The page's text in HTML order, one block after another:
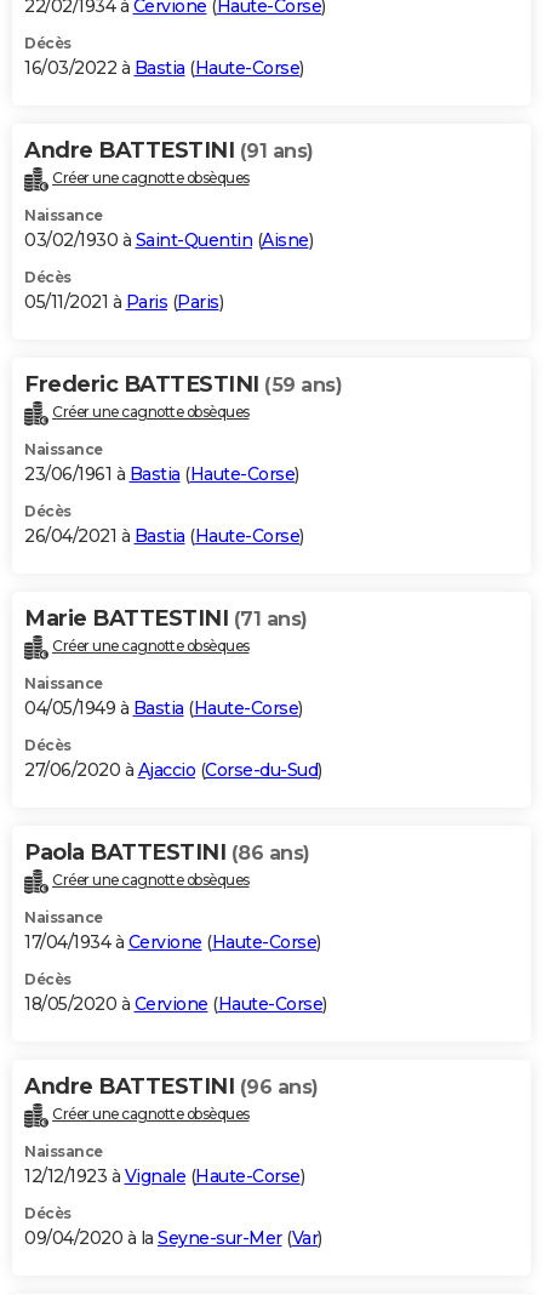
22/02/1934 à Cervione ( Haute-Corse)
Décès
16/03/2022 à Bastia (Haute-Corse)
Andre BATTESTINI (91 ans)
Créer une cagnotte obsèques
Naissance
03/02/1930 à Saint-Quentin (Aisne)
Décès
05/11/2021 à Paris (Paris)
Frederic BATTESTINI (59 ans)
Créer une cagnotte obsèques
Naissance
23/06/1961 à Bastia (Haute-Corse)
Décès
26/04/2021 à Bastia (Haute-Corse)
Marie BATTESTINI (71 ans)
Créer une cagnotte obsèques
Naissance
04/05/1949 à Bastia (Haute-Corse)
Décès
27/06/2020 à Ajaccio (Corse-du-Sud)
Paola BATTESTINI (86 ans)
Créer une cagnotte obsèques
Naissance
17/04/1934 à Cervione (Haute-Corse)
Décès
18/05/2020 à Cervione (Haute-Corse)
Andre BATTESTINI (96 ans)
Créer une cagnotte obsèques
Naissance
12/12/1923 à Vignale (Haute-Corse)
Décès
09/04/2020 à la Seyne-sur-Mer(Var)